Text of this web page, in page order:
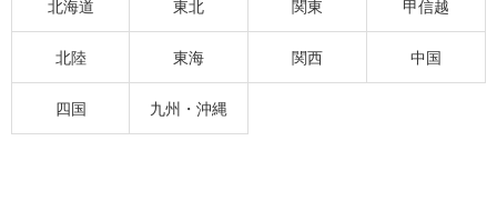
北海道 東北 関東 甲信越
北陸 東海 関西 中国
四国 九州・沖縄